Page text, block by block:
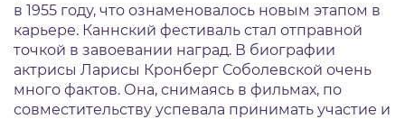
в 1955 году, что ознаменовалось новым этапом в
карьере. Каннский фестиваль стал отправной
точкой в завоевании наград. В биографии
актрисы Ларисы Кронберг Соболевской очень
много фактов. Она, снимаясь в фильмах, по
совместительству успевала принимать участие и